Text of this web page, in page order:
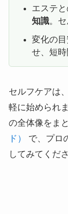
エステ
知識。
変化の
せ、短
セルフケアは
軽に始められ
の全体像をま
ド）
で、プロ
してみてくださ